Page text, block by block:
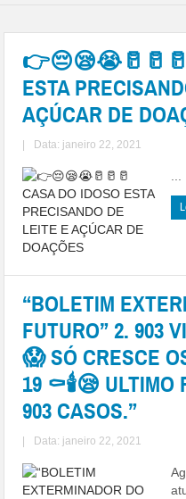
ESTA
AÇÚCAR DE
Data: janeiro 22, 2021
“BOLETIM
FUTURO” 2.
😱 SÓ CRESCE
19 ⚰🕯😪 ULTIMO
903 CASOS.”
Data: janeiro 22, 2021